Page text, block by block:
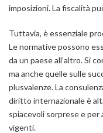
imposizioni.La fiscalità
Tuttavia, è essenziale
Le normative possono
da un paese all’altro. Si
ma anche quelle sulle
plusvalenze. La
diritto internazionale è
spiacevoli sorprese e
vigenti.